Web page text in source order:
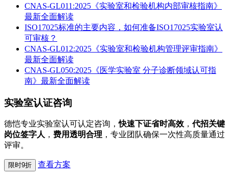
CNAS-GL011:2025《实验室和检验机构内部审核指南》
最新全面解读
ISO17025标准的主要内容，如何准备ISO17025实验室认
可审核？
CNAS-GL012:2025《实验室和检验机构管理评审指南》
最新全面解读
CNAS-GL050:2025《医学实验室 分子诊断领域认可指
南》最新全面解读
实验室认证咨询
德恺专业实验室认可认定咨询，快速下证省时高效 ，代招关键
岗位签字人 ， 费用透明合理 ，专业团队确保一次性高质量通过
评审。
限时9折 查看方案